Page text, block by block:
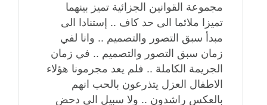
مجموعة القوانين الجزائية تميز بينهما
تميزا ملائما الى حد كاف .. إستنادا الى
مبدأ سبق التصور والتصميم .. وانا لفي
زمان سبق التصور والتصميم .. في زمان
الجريمة الكاملة .. فلم يعد مجرمونا هؤلاء
الاطفال العزل يتذرعون بالحب انهم
بالعكس راشدون .. ولا سبيل الى دحض